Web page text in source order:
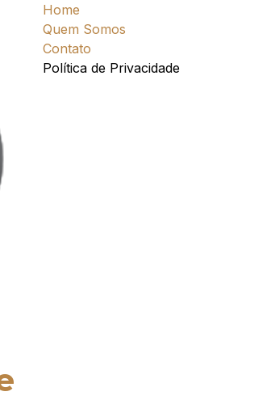
Home
Quem Somos
Contato
Política de Privacidade